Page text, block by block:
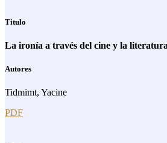
Titulo
La ironía a través del cine y la
Autores
Tidmimt, Yacine
PDF